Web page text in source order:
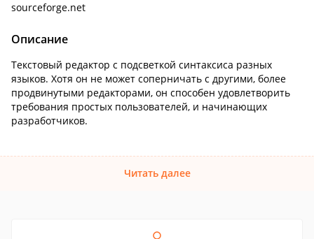
sourceforge.net
Описание
Текстовый редактор с подсветкой синтаксиса разных
языков. Хотя он не может соперничать с другими, более
продвинутыми редакторами, он способен удовлетворить
требования простых пользователей, и начинающих
разработчиков.
Читать далее